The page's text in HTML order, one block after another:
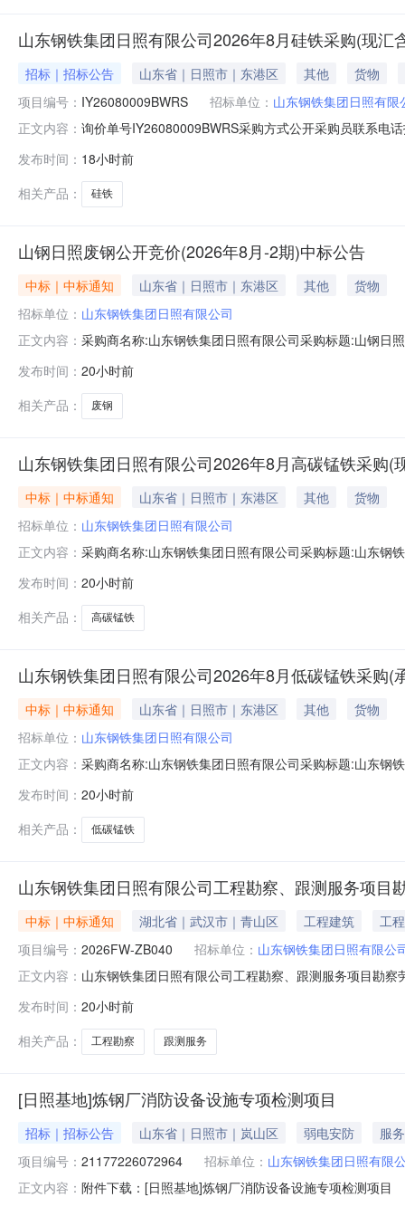
山东钢铁集团日照有限公司2026年8月硅铁采购(现
招标｜招标公告 山东省｜日照市｜东港区 其他
货物
项目编号： IY26080009BWRS 招标单位： 山东钢铁集团日照有限
正文内容： 询价单号IY26080009BWRS采购方式公开采购员联系电
300000.0元三、商务条款：定价说明：湿公吨。限价类
发布时间： 18小时前
相关产品：
硅铁
山钢日照废钢公开竞价(2026年8月-2期)中标公告
中标｜中标通知 山东省｜日照市｜东港区 其他
货物
招标单位： 山东钢铁集团日照有限公司
正文内容： 采购商名称:山东钢铁集团日照有限公司采购标题:山钢日
发布时间： 20小时前
相关产品：
废钢
山东钢铁集团日照有限公司2026年8月高碳锰铁采购(
中标｜中标通知 山东省｜日照市｜东港区 其他
货物
招标单位： 山东钢铁集团日照有限公司
正文内容： 采购商名称:山东钢铁集团日照有限公司采购标题:山东钢
发布时间： 20小时前
相关产品：
高碳锰铁
山东钢铁集团日照有限公司2026年8月低碳锰铁采购(
中标｜中标通知 山东省｜日照市｜东港区 其他
货物
招标单位： 山东钢铁集团日照有限公司
正文内容： 采购商名称:山东钢铁集团日照有限公司采购标题:山东钢
发布时间： 20小时前
相关产品：
低碳锰铁
山东钢铁集团日照有限公司工程勘察、跟测服务项目
中标｜中标通知 湖北省｜武汉市｜青山区 工程建筑
工程
项目编号： 2026FW-ZB040 招标单位： 山东钢铁集团日照有限公
正文内容： 山东钢铁集团日照有限公司工程勘察、跟测服务项目勘
规定和程序，经过评标委员会的认真评审后，评审结果
发布时间： 20小时前
相关产品：
工程勘察 跟测服务
[日照基地]炼钢厂消防设备设施专项检测项目
招标｜招标公告 山东省｜日照市｜岚山区 弱电安防
服务
项目编号： 21177226072964 招标单位： 山东钢铁集团日照有限
正文内容： 附件下载：[日照基地]炼钢厂消防设备设施专项检测项目